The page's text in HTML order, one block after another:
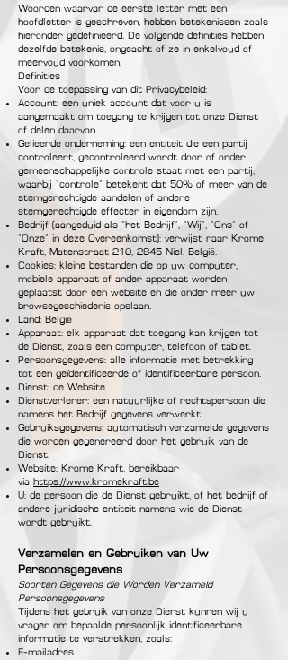
Woorden waarvan de eerste letter met een
hoofdletter is geschreven, hebben betekenissen zoals
hieronder gedefinieerd. De volgende definities hebben
dezelfde betekenis, ongeacht of ze in enkelvoud of
meervoud voorkomen.
Definities
Voor de toepassing van dit Privacybeleid:
Account: een uniek account dat voor u is
aangemaakt om toegang te krijgen tot onze Dienst
of delen daarvan.
Gelieerde onderneming: een entiteit die een partij
controleert, gecontroleerd wordt door of onder
gemeenschappelijke controle staat met een partij,
waarbij "controle" betekent dat 50% of meer van de
stemgerechtigde aandelen of andere
stemgerechtigde effecten in eigendom zijn.
Bedrijf (aangeduid als "het Bedrijf", "Wij", "Ons" of
"Onze" in deze Overeenkomst): verwijst naar Krome
Kraft, Matenstraat 210, 2845 Niel, België.
Cookies: kleine bestanden die op uw computer,
mobiele apparaat of ander apparaat worden
geplaatst door een website en die onder meer uw
browsegeschiedenis opslaan.
Land: België
Apparaat: elk apparaat dat toegang kan krijgen tot
de Dienst, zoals een computer, telefoon of tablet.
Persoonsgegevens: alle informatie met betrekking
tot een geïdentificeerde of identificeerbare persoon.
Dienst: de Website.
Dienstverlener: een natuurlijke of rechtspersoon die
namens het Bedrijf gegevens verwerkt.
Gebruiksgegevens: automatisch verzamelde gegevens
die worden gegenereerd door het gebruik van de
Dienst.
Website: Krome Kraft, bereikbaar
via https://www.kromekraft.be
U: de persoon die de Dienst gebruikt, of het bedrijf of
andere juridische entiteit namens wie de Dienst
wordt gebruikt.
Verzamelen en Gebruiken van Uw
Persoonsgegevens
Soorten Gegevens die Worden Verzameld
Persoonsgegevens
Tijdens het gebruik van onze Dienst kunnen wij u
vragen om bepaalde persoonlijk identificeerbare
informatie te verstrekken, zoals:
E-mailadres